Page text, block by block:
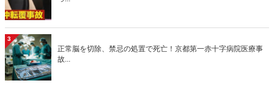
3
正常脳を切除、禁忌の処置で死亡！京都第一赤十字病院医療事
故...